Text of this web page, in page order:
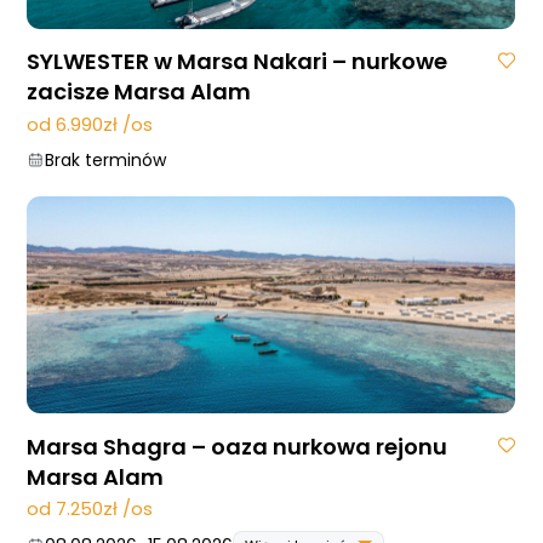
SYLWESTER w Marsa Nakari – nurkowe
zacisze Marsa Alam
od 6.990zł /os
Brak terminów
Marsa Shagra – oaza nurkowa rejonu
Marsa Alam
od 7.250zł /os